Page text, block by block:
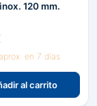
120 mm.
en 7 días
al carrito